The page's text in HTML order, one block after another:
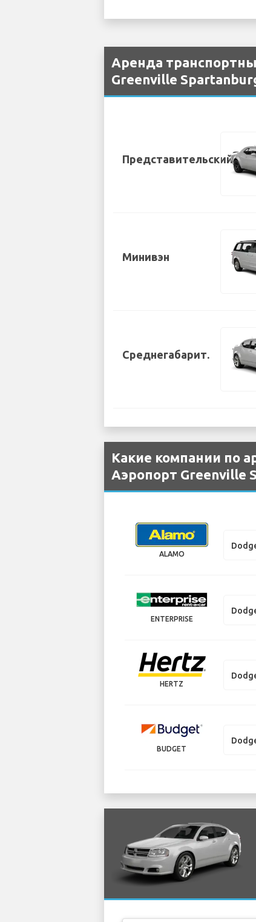
Аренда
Greenville
Представительский
Минивэн
Среднегабарит.
Какие компании по
Аэропорт Greenville
ALAMO
ENTERPRISE
HERTZ
BUDGET